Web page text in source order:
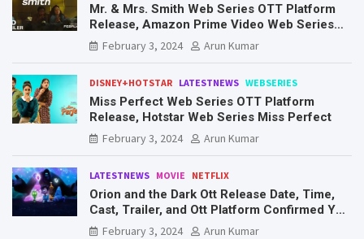
Mr. & Mrs. Smith Web Series OTT Platform
Release, Amazon Prime Video Web Series
Mr. & Mrs. Smith
February 3, 2024 Arun Kumar
DISNEY+HOTSTAR LATESTNEWS WEBSERIES
Miss Perfect Web Series OTT Platform
Release, Hotstar Web Series Miss Perfect
February 3, 2024
Arun Kumar
LATESTNEWS MOVIE NETFLIX
Orion and the Dark Ott Release Date, Time,
Cast, Trailer, and Ott Platform Confirmed You
Need To Know Here
February 3, 2024 Arun Kumar